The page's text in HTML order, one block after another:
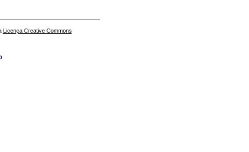
Licença Creative Commons